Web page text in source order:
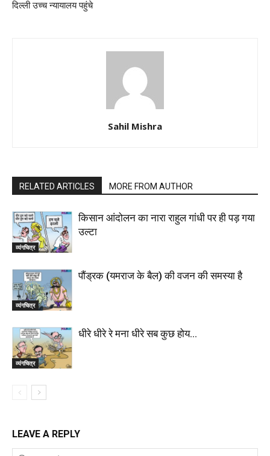
दिल्ली उच्च न्यायालय पहुंचे
Sahil Mishra
RELATED ARTICLES MORE FROM AUTHOR
व्यंगचित्र
किसान आंदोलन का नारा राहुल गांधी पर ही पड़ गया
उल्टा
व्यंगचित्र
पौंड्रक (यमराज के बैल) की वजन की समस्या है
व्यंगचित्र
धीरे धीरे रे मना धीरे सब कुछ होय…
LEAVE A REPLY